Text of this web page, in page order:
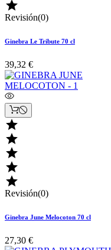

Revisión(0)
Ginebra Le Tribute 70 cl
39,32 €





Revisión(0)
Ginebra June Melocoton 70 cl
27,30 €